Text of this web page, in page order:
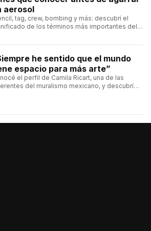
aerosol
tag, crew, bombing y más: descubrí el
de los términos más importantes del
he sentido que el mundo
espacio para más arte”
el perfil de Camila Ricart, una de las
del muralismo mexicano, y descubrí